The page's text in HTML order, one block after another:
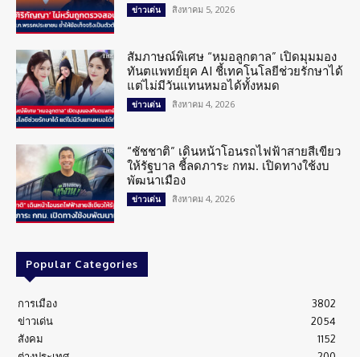
ข่าวเด่น สิงหาคม 5, 2026
สัมภาษณ์พิเศษ “หมอลูกตาล” เปิดมุมมอง
ทันตแพทย์ยุค AI ชี้เทคโนโลยีช่วยรักษาได้
แต่ไม่มีวันแทนหมอได้ทั้งหมด
ข่าวเด่น สิงหาคม 4, 2026
“ชัชชาติ” เดินหน้าโอนรถไฟฟ้าสายสีเขียว
ให้รัฐบาล ชี้ลดภาระ กทม. เปิดทางใช้งบ
พัฒนาเมือง
ข่าวเด่น สิงหาคม 4, 2026
Popular Categories
การเมือง
3802
ข่าวเด่น
2054
สังคม
1152